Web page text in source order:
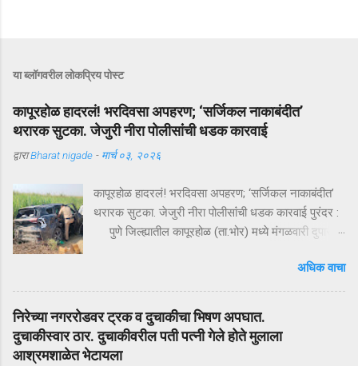
या ब्लॉगवरील लोकप्रिय पोस्ट
कापूरहोळ हादरलं! भरदिवसा अपहरण; ‘सर्जिकल नाकाबंदीत’
थरारक सुटका. जेजुरी नीरा पोलीसांंची धडक कारवाई
द्वाराBharat nigade - मार्च ०३, २०२६
कापूरहोळ हादरलं! भरदिवसा अपहरण; ‘सर्जिकल नाकाबंदीत’
थरारक सुटका. जेजुरी नीरा पोलीसांंची धडक कारवाई पुरंदर :
पुणे जिल्ह्यातील कापूरहोळ (ता.भोर) मध्ये मंगळवारी दुपारी
अक्षरशः हादरवून सोडलं. एका नामांकित व्यापाऱ्याच्या १८ वर्षीय
मुलाला भरदिवसा काळ्या XUVमधून जबरदस्तीने उचलून
नेण्यात आलं आणि काही क्षणांत गावात भीतीचं सावट दाटून
आलं. पण काही तासांतच पोलिसांनी उभारलेल्या ‘सर्जिकल
नाकाबंदी’मुळे चित्र पालटलं—आणि युवकाची सुखरूप सुटका
अधिक वाचा
निरेच्या नगररोडवर ट्रक व दुचाकीचा भिषण अपघात.
दुचाकीस्वार ठार. दुचाकीवरील पती पत्नी गेले होते मुलाला
आश्रमशाळेत भेटायला